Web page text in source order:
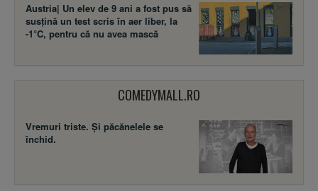
Austria| Un elev de 9 ani a fost pus să
susţină un test scris în aer liber, la
-1°C, pentru că nu avea mască
COMEDYMALL.RO
Vremuri triste. Şi păcănelele se
închid.